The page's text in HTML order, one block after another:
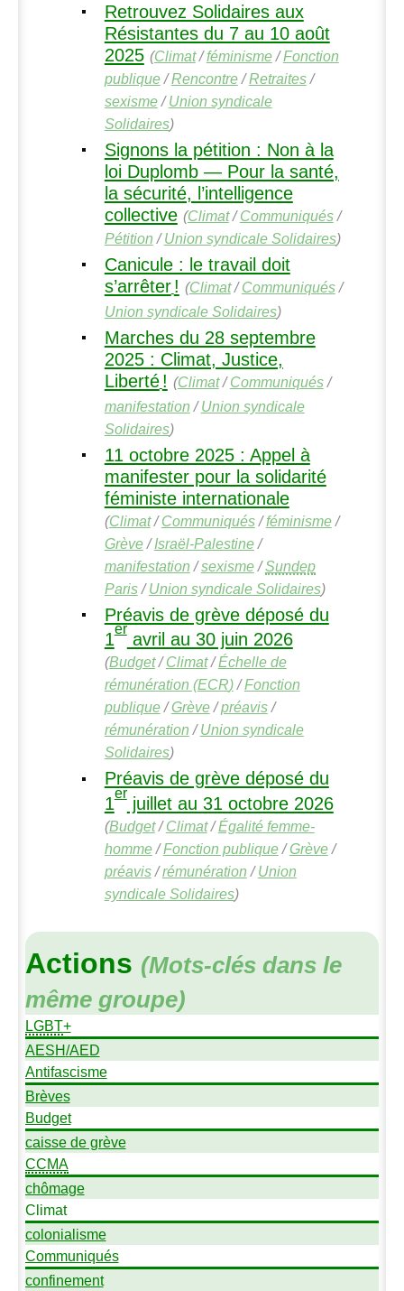
Retrouvez Solidaires aux
Résistantes du 7 au 10 août
2025 (Climat/féminisme/Fonction
publique/Rencontre/Retraites/
sexisme/Union syndicale
Solidaires)
Signons la pétition : Non à la
loi Duplomb — Pour la santé,
la sécurité, l’intelligence
collective (Climat/Communiqués/
Pétition /Union syndicale Solidaires)
Canicule : le travail doit
s’arrêter! (Climat/Communiqués/
Union syndicale Solidaires)
Marches du 28 septembre
2025 : Climat, Justice,
Liberté! (Climat/Communiqués/
manifestation /Union syndicale
Solidaires)
11 octobre 2025 : Appel à
manifester pour la solidarité
féministe internationale
(Climat/Communiqués/féminisme/
Grève/Israël-Palestine/
manifestation /sexisme/Sundep
Paris/Union syndicale Solidaires)
Préavis de grève déposé du
1
er
avril au 30 juin 2026
(Budget/Climat/Échelle de
rémunération (ECR)/Fonction
publique/Grève/préavis/
rémunération /Union syndicale
Solidaires)
Préavis de grève déposé du
1
er
juillet au 31 octobre 2026
(Budget/Climat/Égalité femme-
homme/Fonction publique/Grève/
préavis/rémunération /Union
syndicale Solidaires)
Actions (Mots-clés dans le
même groupe)
LGBT+
AESH/AED
Antifascisme
Brèves
Budget
caisse de grève
CCMA
chômage
Climat
colonialisme
Communiqués
confinement